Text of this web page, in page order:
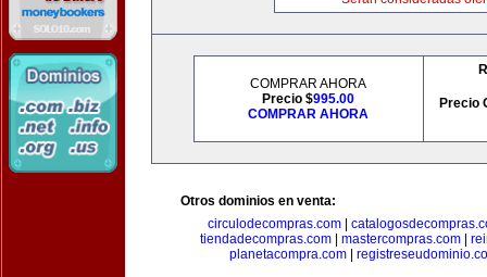
COMPRAR AHORA
Precio $995.00
COMPRAR AHORA
Precio
Otros dominios en venta:
circulodecompras.com|
tiendadecompras.com| mastercompras.com|
planetacompra.com|